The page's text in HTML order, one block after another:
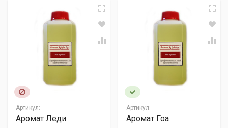
Артикул: ---
Аромат Леди
Артикул: ---
Аромат Гоа